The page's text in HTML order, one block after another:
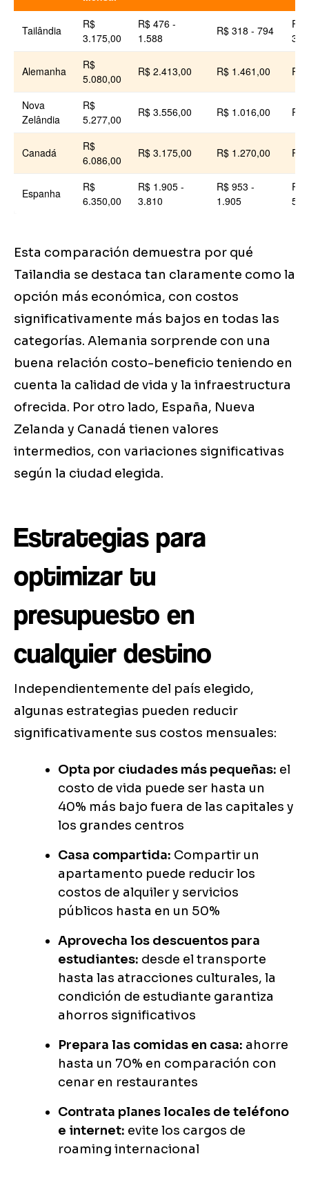
Tailândia
R$
3.175,00
R$ 476 -
1.588
R$ 318 - 794
R$
318
Alemanha
R$
5.080,00
R$ 2.413,00 R$ 1.461,00 R$
Nova
Zelândia
R$
5.277,00
R$ 3.556,00 R$ 1.016,00 R$
Canadá
R$
6.086,00
R$ 3.175,00 R$ 1.270,00 R$
Espanha
R$
6.350,00
R$ 1.905 -
3.810
R$ 953 -
1.905
R$
508
Esta comparación demuestra por qué
Tailandia se destaca tan claramente como la
opción más económica, con costos
significativamente más bajos en todas las
categorías. Alemania sorprende con una
buena relación costo-beneficio teniendo en
cuenta la calidad de vida y la infraestructura
ofrecida. Por otro lado, España, Nueva
Zelanda y Canadá tienen valores
intermedios, con variaciones significativas
según la ciudad elegida.
Estrategias para
optimizar tu
presupuesto en
cualquier destino
Independientemente del país elegido,
algunas estrategias pueden reducir
significativamente sus costos mensuales:
Opta por ciudades más pequeñas: el
costo de vida puede ser hasta un
40% más bajo fuera de las capitales y
los grandes centros
Casa compartida: Compartir un
apartamento puede reducir los
costos de alquiler y servicios
públicos hasta en un 50%
Aprovecha los descuentos para
estudiantes: desde el transporte
hasta las atracciones culturales, la
condición de estudiante garantiza
ahorros significativos
Prepara las comidas en casa: ahorre
hasta un 70% en comparación con
cenar en restaurantes
Contrata planes locales de teléfono
e internet: evite los cargos de
roaming internacional